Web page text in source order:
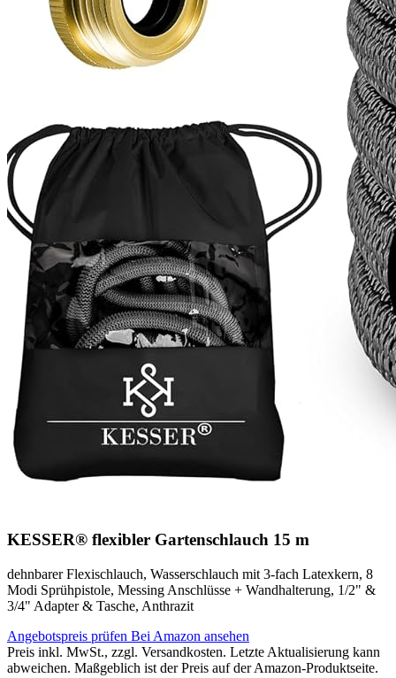
KESSER® flexibler Gartenschlauch 15 m
dehnbarer Flexischlauch, Wasserschlauch mit 3-fach Latexkern, 8
Modi Sprühpistole, Messing Anschlüsse + Wandhalterung, 1/2" &
3/4" Adapter & Tasche, Anthrazit
Angebotspreis prüfen Bei Amazon ansehen
Preis inkl. MwSt., zzgl. Versandkosten. Letzte Aktualisierung kann
abweichen. Maßgeblich ist der Preis auf der Amazon-Produktseite.